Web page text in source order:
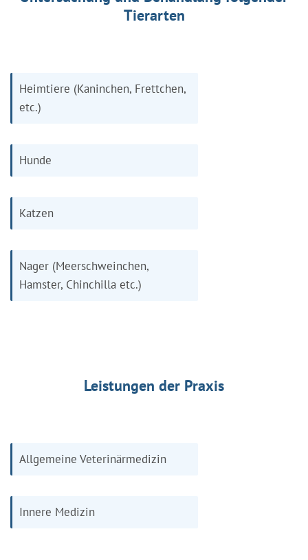
Tierarten
Heimtiere (Kaninchen, Frettchen,
etc.)
Hunde
Katzen
Nager (Meerschweinchen,
Hamster, Chinchilla etc.)
Leistungen der Praxis
Allgemeine Veterinärmedizin
Innere Medizin